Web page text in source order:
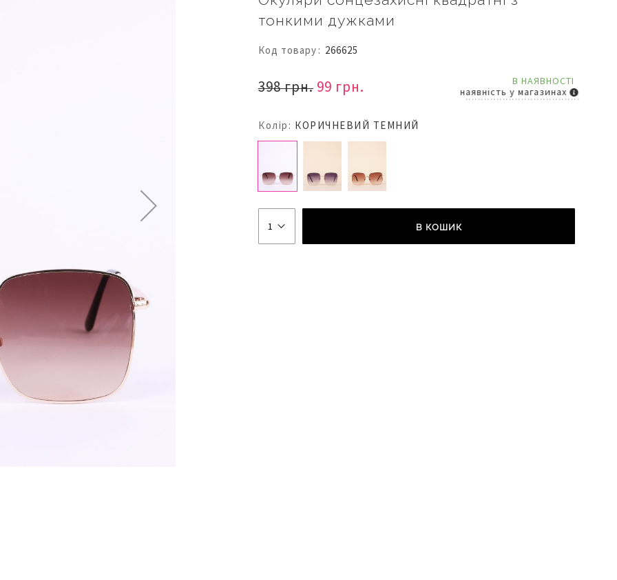
тонкими дужками
Код товару 266625
398 грн. 99 грн.
В НАЯВНОСТІ
наявність у магазинах
Колір: КОРИЧНЕВИЙ ТЕМНИЙ
В КОШИК